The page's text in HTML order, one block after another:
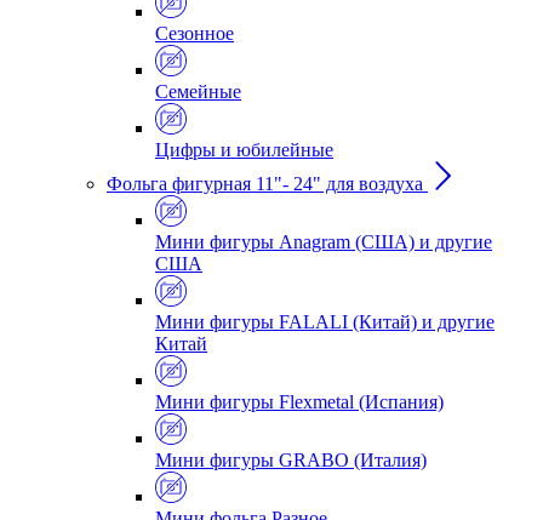
Сезонное
Семейные
Цифры и юбилейные
Фольга фигурная 11"- 24" для воздуха
Мини фигуры Anagram (США) и другие
США
Мини фигуры FALALI (Китай) и другие
Китай
Мини фигуры Flexmetal (Испания)
Мини фигуры GRABO (Италия)